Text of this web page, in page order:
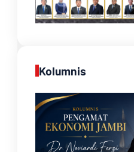
Kolumnis